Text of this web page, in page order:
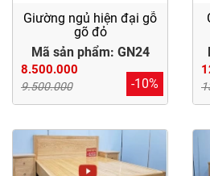
Trang
Điểm
Bàn
Giường ngủ hiện đại gỗ
gõ đỏ
Mã sản phẩm: GN24
8.500.000
9.500.000 -10%